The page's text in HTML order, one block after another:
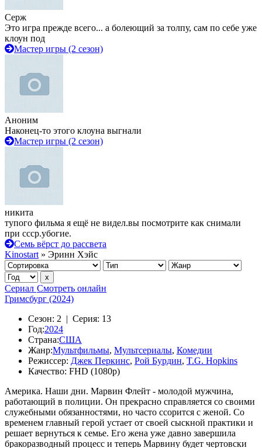
Серж
Это игра прежде всего... а болеющий за толпу, сам по себе уже
клоун под
Мастер игры (2 сезон)
Аноним
Наконец-то этого клоуна выгнали
Мастер игры (2 сезон)
никита
тупого фильма я ещё не видел.вы посмотрите как снимали
при ссср.убогие.
Семь вёрст до рассвета
Kinostart » Эринн Хэйс
Сериал Смотреть онлайн
Гримсбург (2024)
Сезон: 2 | Серия: 13
Год:2024
Страна:США
Жанр:Мультфильмы, Мультсериалы, Комедии
Режиссер: Джек Перкинс, Рой Бурдин, T.G. Hopkins
Качество: FHD (1080p)
Америка. Наши дни. Марвин Флейт - молодой мужчина,
работающий в полиции. Он прекрасно справляется со своими
служебными обязанностями, но часто ссорится с женой. Со
временем главный герой устает от своей сыскной практики и
решает вернуться к семье. Его жена уже давно завершила
бракоразводный процесс и теперь Марвину будет чертовски